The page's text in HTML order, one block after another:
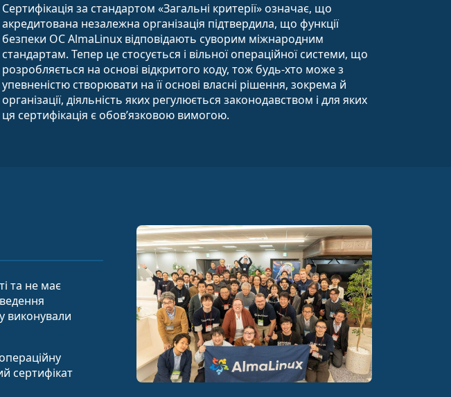
Сертифікація за стандартом «Загальні критерії» означає, що
акредитована незалежна організація підтвердила, що функції
безпеки ОС AlmaLinux відповідають суворим міжнародним
стандартам. Тепер це стосується і вільної операційної системи, що
розробляється на основі відкритого коду, тож будь-хто може з
упевненістю створювати на її основі власні рішення, зокрема й
організації, діяльність яких регулюється законодавством і для яких
ця сертифікація є обов’язковою вимогою.
та не має
виконували
сертифікат